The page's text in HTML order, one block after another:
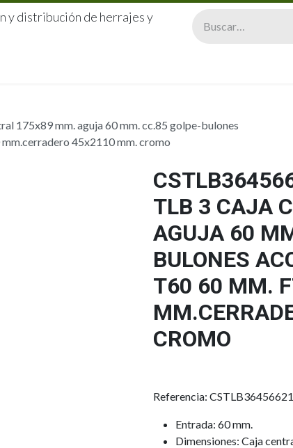
y distribución de herrajes y
175x89 mm. aguja 60 mm. cc.85 golpe-bulones
45x2110 mm. cromo
TLB 3 CAJA
AGUJA 60
BULONES
T60 60 MM.
CROMO
Referencia:
Entrada: 60 mm.
Dimensiones: Caja